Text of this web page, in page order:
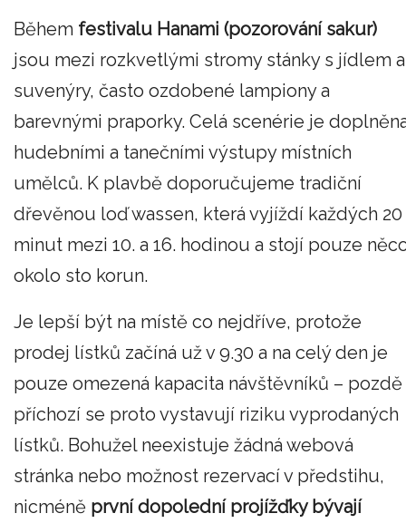
Během festivalu Hanami (pozorování sakur)
jsou mezi rozkvetlými stromy stánky s jídlem a
suvenýry, často ozdobené lampiony a
barevnými praporky. Celá scenérie je
hudebními a tanečními výstupy místních
umělců. K plavbě doporučujeme tradiční
dřevěnou loď wassen, která vyjíždí každých 20
minut mezi 10. a 16. hodinou a stojí pouze
okolo sto korun.
Je lepší být na místě co nejdříve, protože
prodej lístků začíná už v 9.30 a na celý den je
pouze omezená kapacita návštěvníků – pozdě
příchozí se proto vystavují riziku vyprodaných
lístků. Bohužel neexistuje žádná webová
stránka nebo možnost rezervací v předstihu,
nicméně první dopolední projížďky bývají